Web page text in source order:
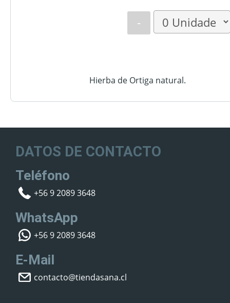
-
Hierba de Ortiga natural.
DATOS DE CONTACTO
Teléfono
+56 9 2089 3648
WhatsApp
+56 9 2089 3648
E-Mail
contacto@tiendasana.cl